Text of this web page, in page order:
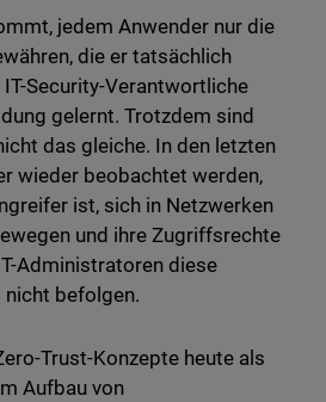
jedem Anwender nur die
die er tatsächlich
IT-Security-Verantwortliche
gelernt. Trotzdem sind
das gleiche. In den letzten
wieder beobachtet werden,
ist, sich in Netzwerken
und ihre Zugriffsrechte
Administratoren diese
nicht befolgen.
Trust-Konzepte heute als
Aufbau von